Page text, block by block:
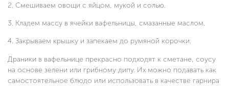
Смешиваем овощи с яйцом, мукой и солью.
Кладем массу в ячейки вафельницы, смазанные маслом.
Закрываем крышку и запекаем до румяной корочки.
Драники в вафельнице прекрасно подходят к сметане, соусу
на основе зелени или грибному дипу. Их можно подавать как
самостоятельное блюдо или использовать в качестве гарнира